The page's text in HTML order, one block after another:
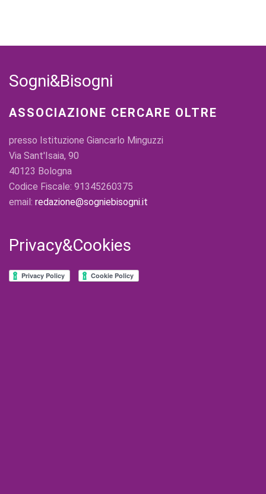
Sogni&Bisogni
ASSOCIAZIONE CERCARE OLTRE
presso Istituzione Giancarlo Minguzzi
Via Sant'Isaia, 90
40123 Bologna
Codice Fiscale: 91345260375
email: redazione@sogniebisogni.it
Privacy&Cookies